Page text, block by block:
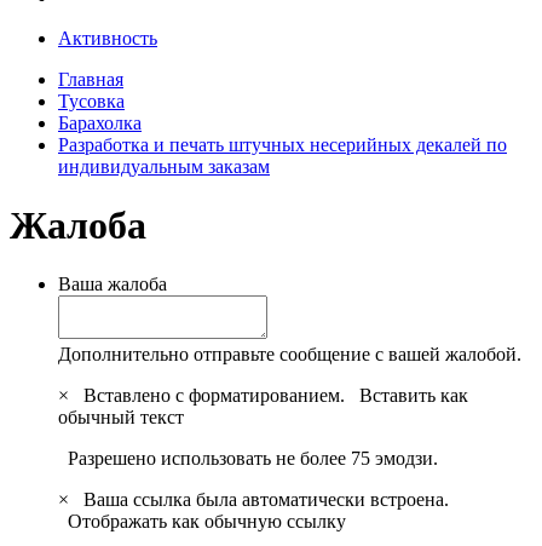
Активность
Главная
Тусовка
Барахолка
Разработка и печать штучных несерийных декалей по
индивидуальным заказам
Жалоба
Ваша жалоба
Дополнительно отправьте сообщение с вашей жалобой.
×
Вставлено с форматированием. Вставить как
обычный текст
Разрешено использовать не более 75 эмодзи.
×
Ваша ссылка была автоматически встроена.
Отображать как обычную ссылку